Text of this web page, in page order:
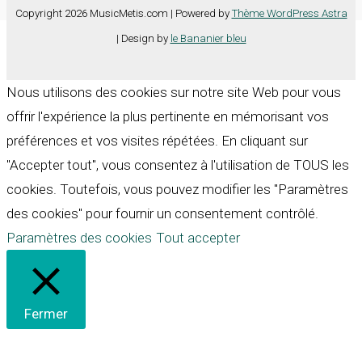
Copyright 2026 MusicMetis.com | Powered by Thème WordPress Astra
| Design by le Bananier bleu
Nous utilisons des cookies sur notre site Web pour vous
offrir l'expérience la plus pertinente en mémorisant vos
préférences et vos visites répétées. En cliquant sur
"Accepter tout", vous consentez à l'utilisation de TOUS les
cookies. Toutefois, vous pouvez modifier les "Paramètres
des cookies" pour fournir un consentement contrôlé.
Paramètres des cookies Tout accepter
Fermer